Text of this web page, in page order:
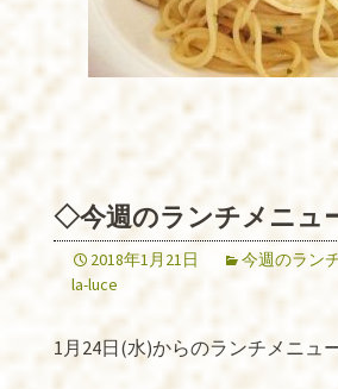
◇今週のランチメニュ
2018年1月21日
今週のラン
la-luce
1月24日(水)からのランチメニュ